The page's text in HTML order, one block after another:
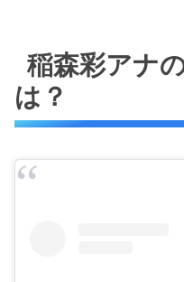
稲森彩アナ
は？